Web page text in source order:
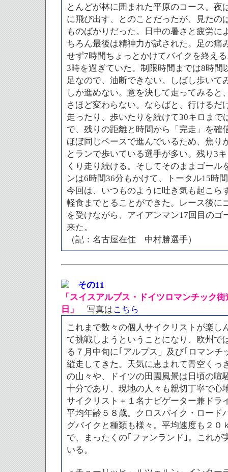
とんどが林に囲まれた平原のコース。夜
に飛び出す、とのことだったが、見たの
ものばかりだった。日中の暑さと疲労に
ちろん最後は精神力が試された。足の痛
せず7時間ちょっとかけてバイクを終え
3時を過ぎていた。制限時間までは8時間
足なので、油断できない。しばし歩いて
しか進めない。意を決して走ってみると
さほど変わらない。ならばと、行けるだ
走ったり、歩いたりを続けて30キロまで
で、残りの距離と時間から「完走」を確
ほぼ同じペースで進んでいるため、焦り
とランで歩いている選手が多い。残り3
くり走り続ける。そしてそのままゴール
ンは6時間36分もかけて、トータル15時
今回は、いつものように吐き気も起こら
軽食までとることができた。レース後に
を受けながら、アイアンマン17回目のゴ
来た。
（記：名古屋在住 中村勝選手）
その11
「スイスアルプス・ドイツロマンチック
日」
写真はこちら
これまで数々の個人サイクリストが楽し
て挑戦しようということになり、欧州で
る７月中旬に｢アルプス」及び｢ロマンチ
縦走してきた。天気に恵まれて青空くっ
の山々や、ドイツの田園風景は日頃の喧
十分であり、現地の人々も親切丁寧で心
サイクリスト＋１名ナビゲーター兼ドラ
平均年齢５８歳。クロスバイク・ロード
グバイクと種類も様々。平均速度も２０
で、まったくの｢ファンランド｣。これが
いる。